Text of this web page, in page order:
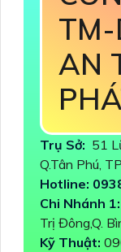
AN
Trụ Sở: 51
Q.Tân Phú,
Hotline:
Chi Nhánh 1:
Trị Đông,Q.
Kỹ Thuật: